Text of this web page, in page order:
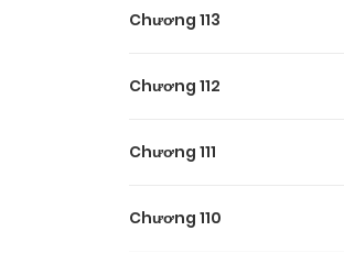
Chương 113
Chương 112
Chương 111
Chương 110